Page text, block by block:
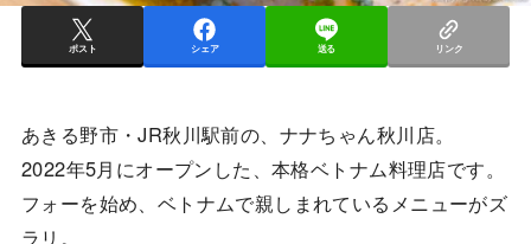
ポスト シェア 送る リンク
あきる野市・JR秋川駅前の、ナナちゃん秋川店。
2022年5月にオープンした、本格ベトナム料理店です。
フォーを始め、ベトナムで親しまれているメニューがズ
ラリ。